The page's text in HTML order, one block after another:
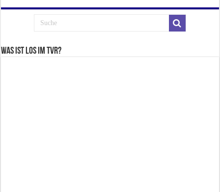
Was ist los im TVR?